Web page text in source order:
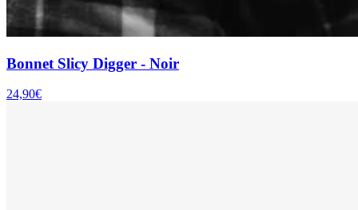
Bonnet Slicy Digger - Noir
24,90€